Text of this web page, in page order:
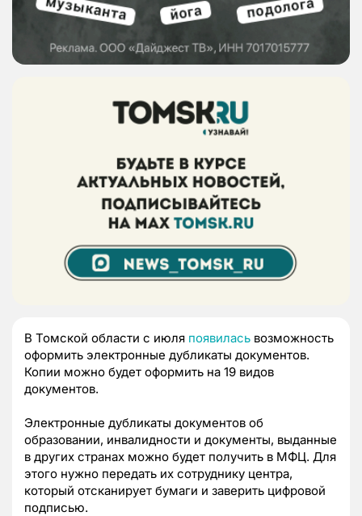
В Томской области с июля появилась возможность
оформить электронные дубликаты документов.
Копии можно будет оформить на 19 видов
документов.
Электронные дубликаты документов об
образовании, инвалидности и документы, выданные
в других странах можно будет получить в МФЦ. Для
этого нужно передать их сотруднику центра,
который отсканирует бумаги и заверить цифровой
подписью.